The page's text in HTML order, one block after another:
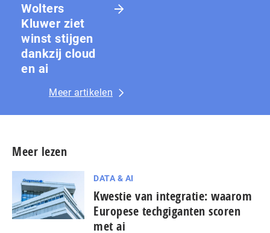
Wolters
Kluwer ziet
winst stijgen
dankzij cloud
en ai
Meer artikelen
Meer lezen
DATA & AI
Kwestie van integratie: waarom
Europese techgiganten scoren
met ai